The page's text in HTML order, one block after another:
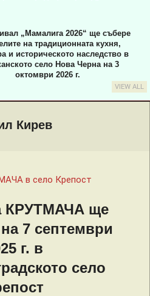
„Мамалига 2026“ ще събере
на традиционната кухня,
и историческото наследство в
село Нова Черна на 3
октомври 2026 г.
VIEW ALL
Кирев
КРУТМАЧА ще
7 септември
г. в
село